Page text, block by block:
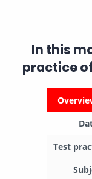
In this
practice
Test